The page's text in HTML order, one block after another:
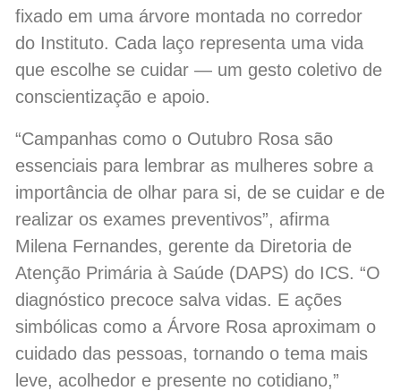
fixado em uma árvore montada no corredor
do Instituto. Cada laço representa uma vida
que escolhe se cuidar — um gesto coletivo de
conscientização e apoio.
“Campanhas como o Outubro Rosa são
essenciais para lembrar as mulheres sobre a
importância de olhar para si, de se cuidar e de
realizar os exames preventivos”, afirma
Milena Fernandes, gerente da Diretoria de
Atenção Primária à Saúde (DAPS) do ICS. “O
diagnóstico precoce salva vidas. E ações
simbólicas como a Árvore Rosa aproximam o
cuidado das pessoas, tornando o tema mais
leve, acolhedor e presente no cotidiano,”